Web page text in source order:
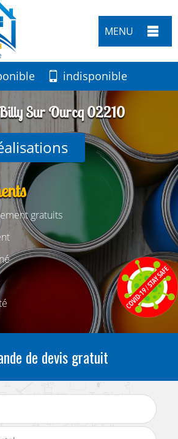
MENU
indisponible
Sur Ourcq 02210
gratuits
de devis gratuit